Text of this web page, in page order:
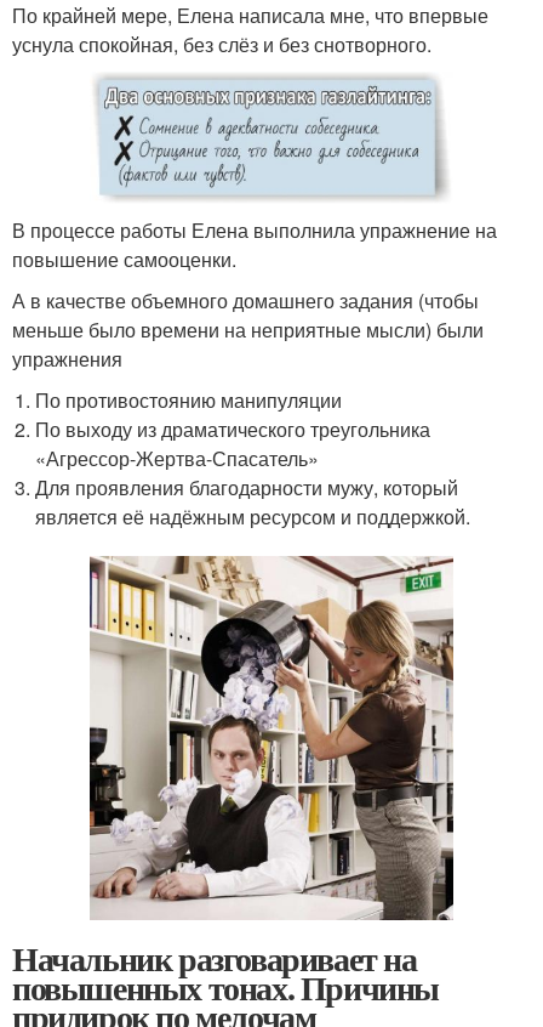
По крайней мере, Елена написала мне, что впервые
уснула спокойная, без слёз и без снотворного.
В процессе работы Елена выполнила упражнение на
повышение самооценки.
А в качестве объемного домашнего задания (чтобы
меньше было времени на неприятные мысли) были
упражнения
По противостоянию манипуляции
По выходу из драматического треугольника
«Агрессор-Жертва-Спасатель»
Для проявления благодарности мужу, который
является её надёжным ресурсом и поддержкой.
Начальник разговаривает на
повышенных тонах. Причины
придирок по мелочам